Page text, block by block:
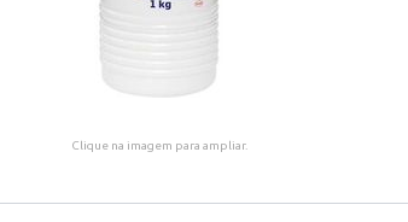
Clique na imagem para ampliar.